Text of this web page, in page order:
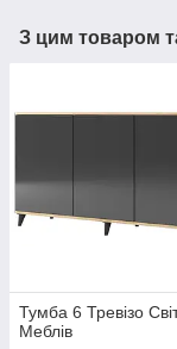
З цим товаром
Тумба 6 Тревiзо
Меблів